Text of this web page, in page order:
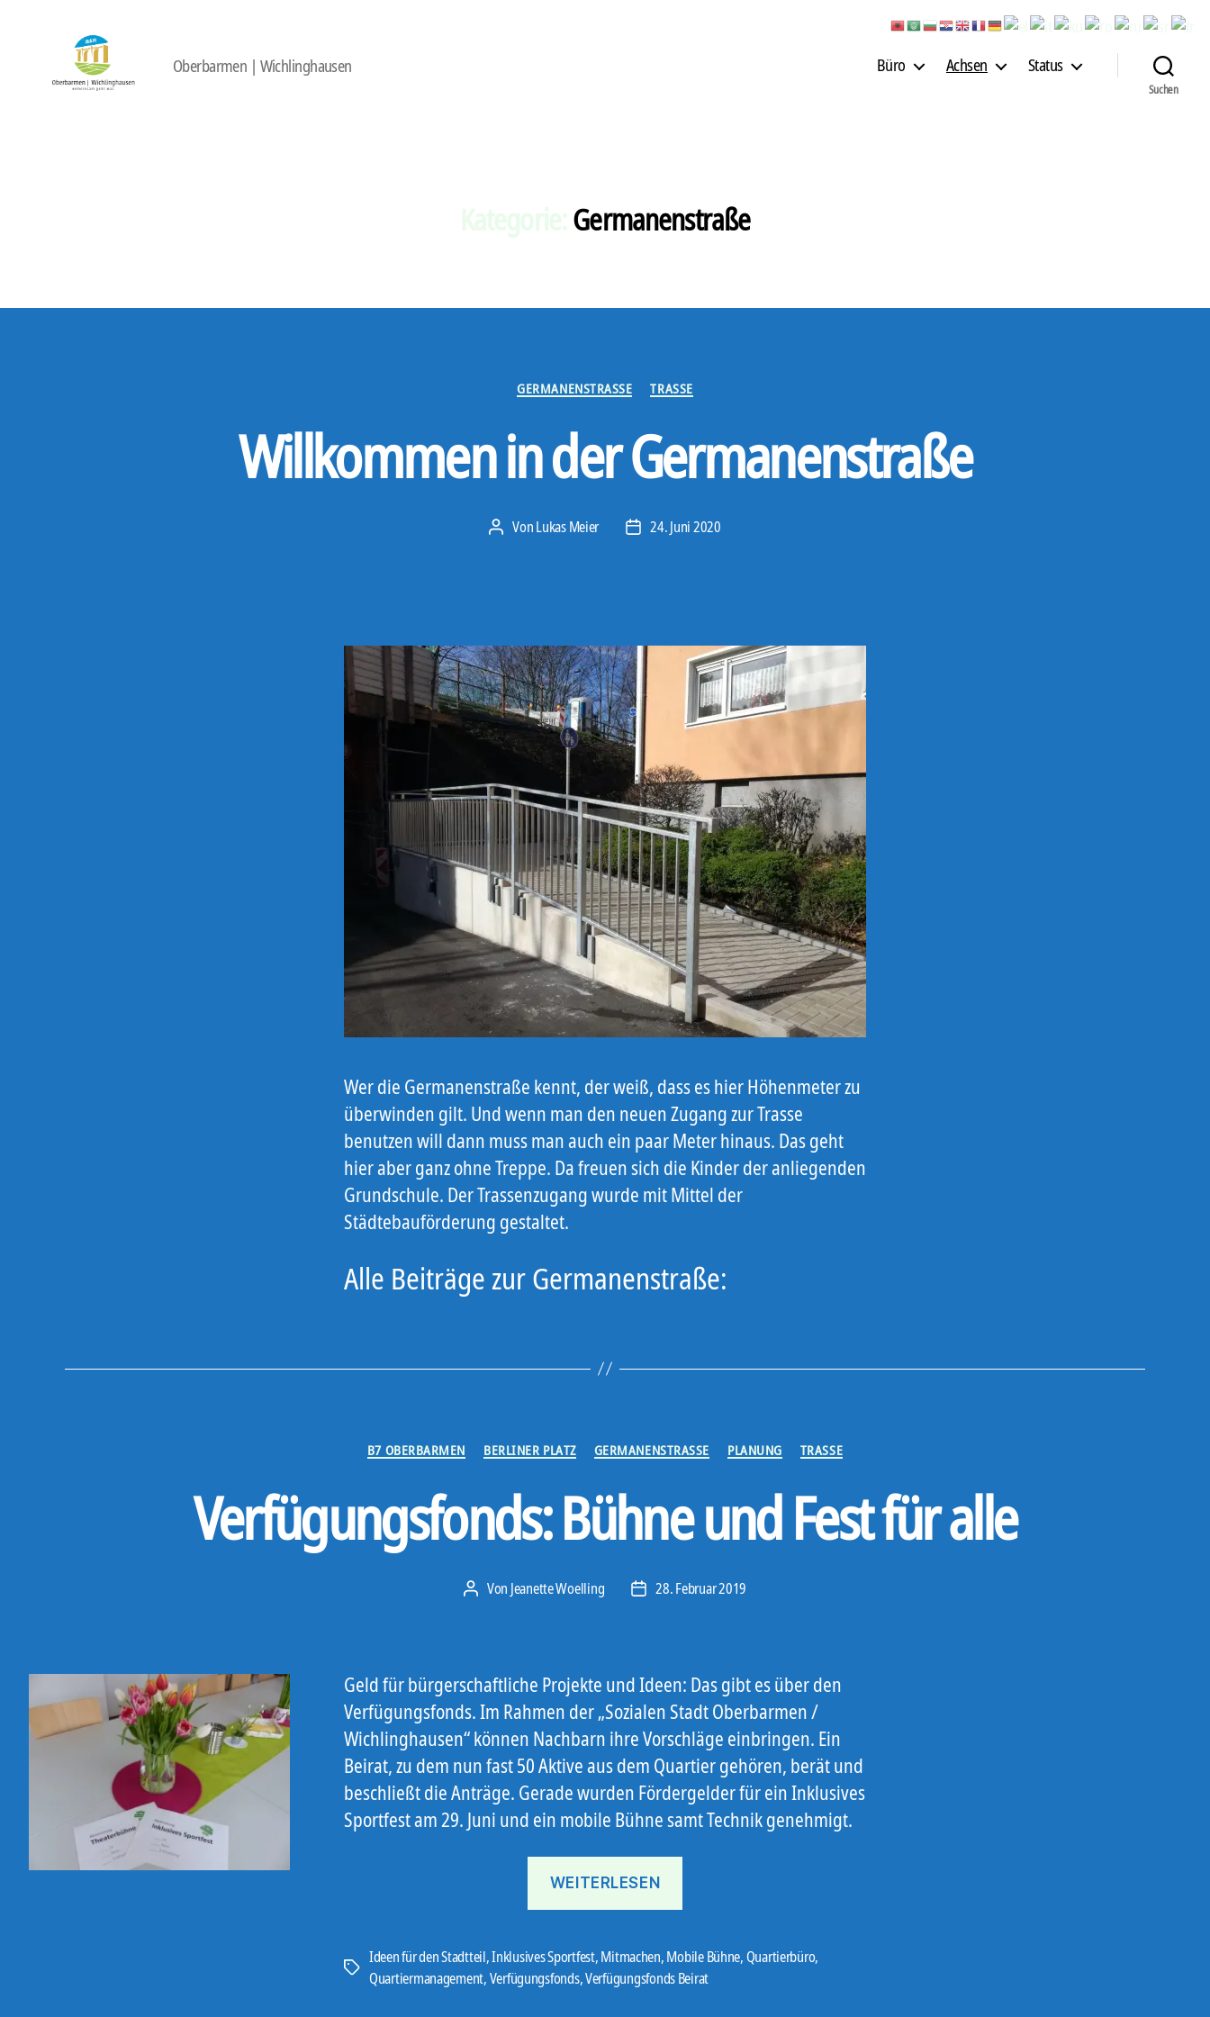
Oberbarmen | Wichlinghausen Büro Achsen Status
Suchen
Germanenstraße
Kategorien
GERMANENSTRASSE TRASSE
Willkommen in der Germanenstraße
Beitragsautor
VonLukas Meier Veröffentlichungsdatum
24. Juni 2020
Wer die Germanenstraße kennt, der weiß, dass es hier Höhenmeter zu
überwinden gilt. Und wenn man den neuen Zugang zur Trasse
benutzen will dann muss man auch ein paar Meter hinaus. Das geht
hier aber ganz ohne Treppe. Da freuen sich die Kinder der anliegenden
Grundschule. Der Trassenzugang wurde mit Mittel der
Städtebauförderung gestaltet.
Alle Beiträge zur Germanenstraße:
Kategorien
B7 OBERBARMEN BERLINER PLATZ GERMANENSTRASSE PLANUNG TRASSE
Verfügungsfonds: Bühne und Fest für alle
Beitragsautor
Von Jeanette Woelling Veröffentlichungsdatum
28. Februar 2019
Geld für bürgerschaftliche Projekte und Ideen: Das gibt es über den
Verfügungsfonds. Im Rahmen der „Sozialen Stadt Oberbarmen /
Wichlinghausen“ können Nachbarn ihre Vorschläge einbringen. Ein
Beirat, zu dem nun fast 50 Aktive aus dem Quartier gehören, berät und
beschließt die Anträge. Gerade wurden Fördergelder für ein Inklusives
Sportfest am 29. Juni und ein mobile Bühne samt Technik genehmigt.
WEITERLESEN
Fest
für
Schlagwörter
Ideen für den Stadtteil,Inklusives Sportfest,Mitmachen,Mobile Bühne,Quartierbüro,
Quartiermanagement,Verfügungsfonds,Verfügungsfonds Beirat